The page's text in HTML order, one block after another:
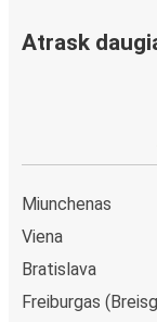
Atrask
Miunchenas
Viena
Bratislava
Freiburgas